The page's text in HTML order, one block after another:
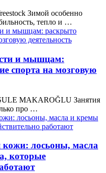
Зимой особенно
тепло и …
и мышцам:
спорта на мозговую
MAKAROĞLU Занятия
про …
кожи: лосьоны, масла
которые